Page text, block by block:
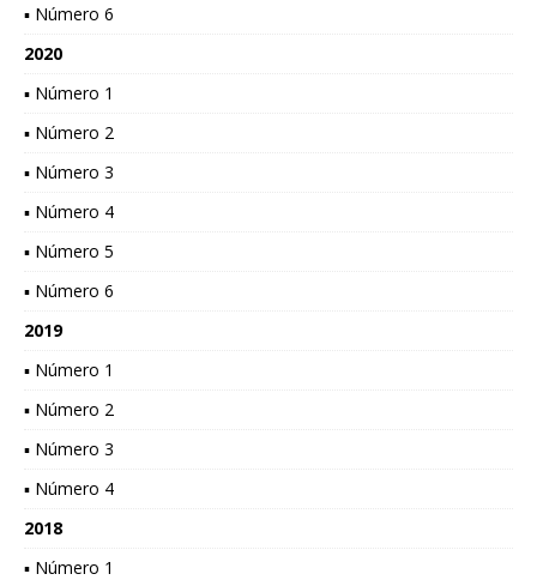
▪ Número 6
2020
▪ Número 1
▪ Número 2
▪ Número 3
▪ Número 4
▪ Número 5
▪ Número 6
2019
▪ Número 1
▪ Número 2
▪ Número 3
▪ Número 4
2018
▪ Número 1